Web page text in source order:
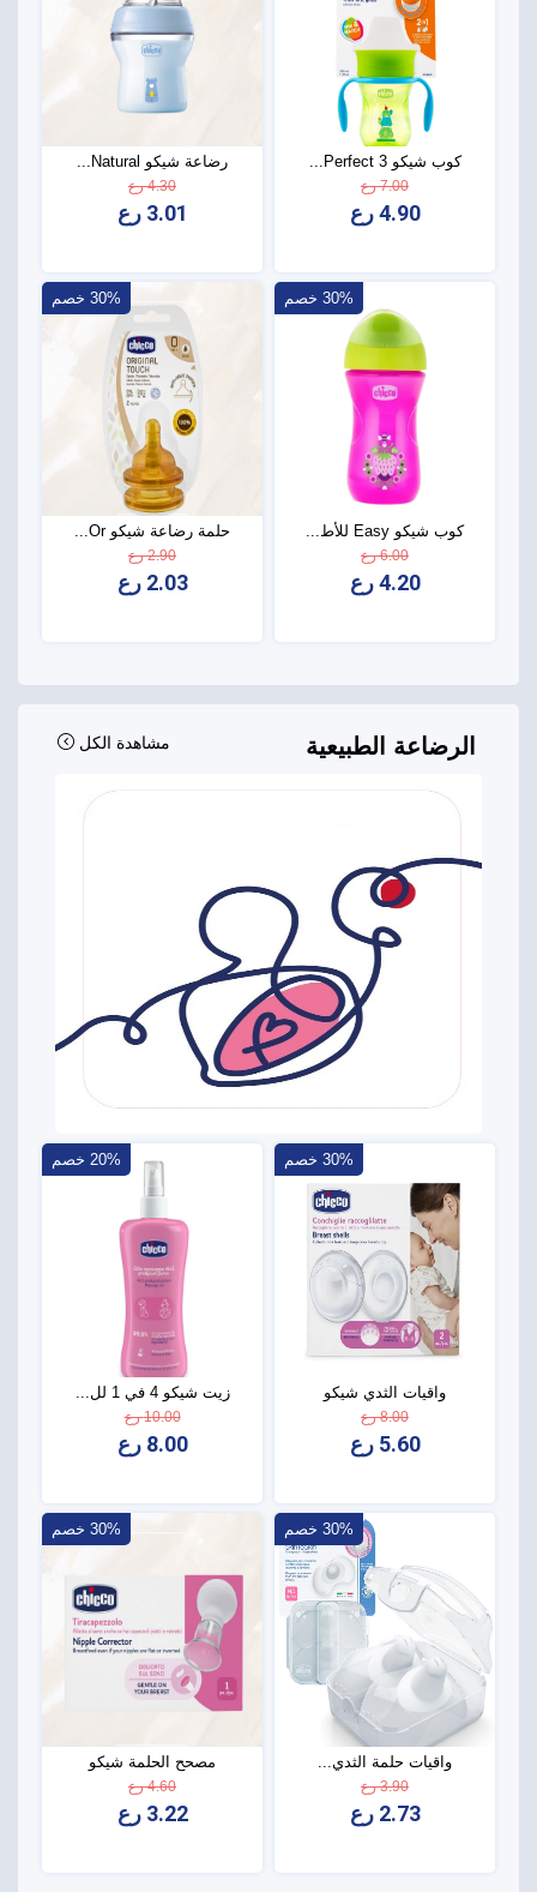
كوب شيكو Perfect 3...
7.00 رع
4.90 رع
رضاعة شيكو Natural...
4.30 رع
3.01 رع
30% خصم
كوب شيكو Easy للأط...
6.00 رع
4.20 رع
30% خصم
حلمة رضاعة شيكو Or...
2.90 رع
2.03 رع
الرضاعة الطبيعية مشاهدة الكل
30% خصم
واقيات الثدي شيكو
8.00 رع
5.60 رع
20% خصم
زيت شيكو 4 في 1 لل...
10.00 رع
8.00 رع
30% خصم
واقيات حلمة الثدي...
3.90 رع
2.73 رع
30% خصم
مصحح الحلمة شيكو
4.60 رع
3.22 رع